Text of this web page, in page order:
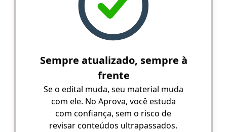
Sempre atualizado, sempre à
frente
Se o edital muda, seu material muda
com ele. No Aprova, você estuda
com confiança, sem o risco de
revisar conteúdos ultrapassados.